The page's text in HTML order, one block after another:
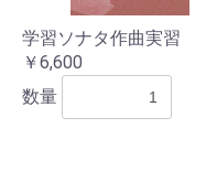
学習ソナタ作曲実習
￥6,600
数量